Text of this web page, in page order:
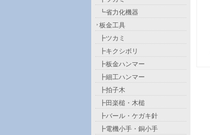
┗省力化機器
板金工具
┣ツカミ
┣キクシボリ
┣板金ハンマー
┣細工ハンマー
┣拍子木
┣田楽槌・木槌
┣バール・ケガキ針
┣電機小手・銅小手